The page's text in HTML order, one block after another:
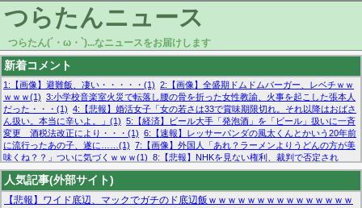
つらたんニュース
つらたん(´・ω・`)...なニュースをお届けします
新着コメント
1:【画像】避難飯、凄い・・・・・(1) 2:【画像】全盛期ドムドムバーガー、レベチｗｗ
ｗｗｗ(1) 3:小学校音楽室火災で転落し腰の骨を折った女性教諭、火事を起こした張本人
だった・・・(1) 4:【悲報】婚活女子「女の若さは33で賞味期限切れ。それ以降はおばさ
ん扱い。本当に辛いよ。」(1) 5:【経済】ビール大手「発泡酒」を「ビール」扱いに一斉
変更 酒税法改正により・・・(1) 6:【速報】レッサーパンダの風太くんとかいう20年前
に流行ったあの子、遂に……(1) 7:【画像】外国人「あれ？ラーメンよりうどんの方が美
味くね？？」ついに気づくｗｗｗ(1) 8:【悲報】NHKを見ない権利、裁判で否定され
る・・・(1) 9:欧州委員長「原発縮小は間違いでした」(1) 10:【悲報】日本企業の人手不
足、限界突破 52%「正社員も足りてません…」(1)
人気記事(外部サイト)
【悲報】ワイド底辺、マックでガチのド底辺飯ｗｗｗｗｗｗｗｗｗｗｗｗｗｗｗ